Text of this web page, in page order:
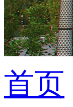
首页